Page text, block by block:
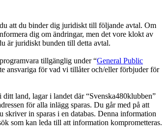
att du binder dig juridiskt till följande avtal. Om
dig om ändringar, men det vore klokt av
är juridiskt bunden till detta avtal.
tillgänglig under “General Public
ansvariga för vad vi tillåter och/eller förbjuder för
land, lagar i landet där “Svenska480klubben”
för alla inlägg sparas. Du går med på att
skriver in sparas i en databas. Denna information
som kan leda till att information komprometteras.